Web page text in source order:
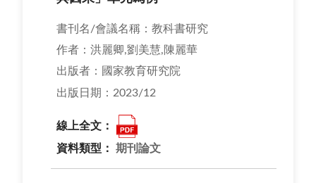
書刊名/會議名稱：教科書研究
作者：洪麗卿,劉美慧,陳麗華
出版者：國家教育研究院
出版日期：2023/12
線上全文：
資料類型： 期刊論文